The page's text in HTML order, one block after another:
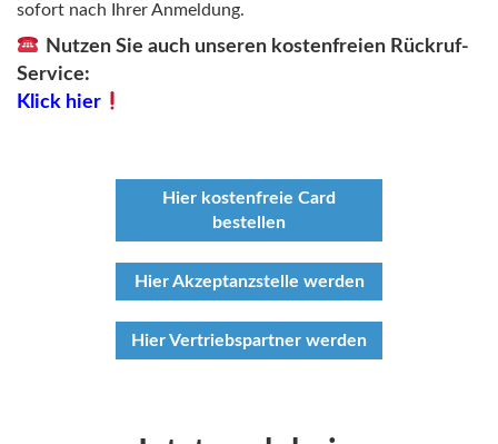
sofort nach Ihrer Anmeldung.
Nutzen Sie auch unseren kostenfreien Rückruf-
Service:
Klick hier
Hier kostenfreie Card
bestellen
Hier Akzeptanzstelle werden
Hier Vertriebspartner werden